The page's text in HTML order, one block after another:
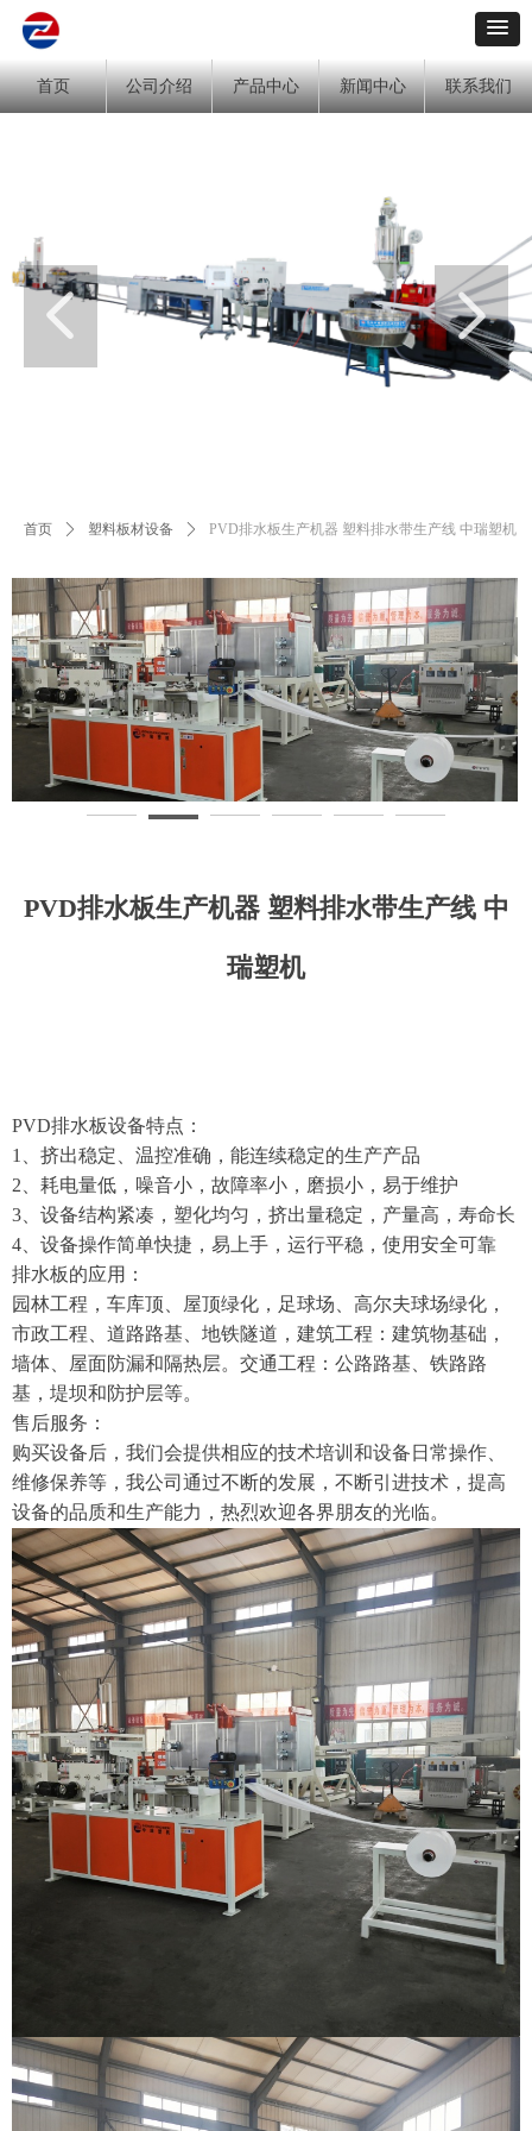
首页 公司介绍 产品中心 新闻中心 联系我们
넳 넲
首页 ꄲ 塑料板材设备 ꄲ PVD排水板生产机器 塑料排水带生产线 中瑞塑机
PVD排水板生产机器 塑料排水带生产线 中
瑞塑机
PVD排水板设备特点：
1、挤出稳定、温控准确，能连续稳定的生产产品
2、耗电量低，噪音小，故障率小，磨损小，易于维护
3、设备结构紧凑，塑化均匀，挤出量稳定，产量高，寿命长
4、设备操作简单快捷，易上手，运行平稳，使用安全可靠
排水板的应用：
园林工程，车库顶、屋顶绿化，足球场、高尔夫球场绿化，
市政工程、道路路基、地铁隧道，建筑工程：建筑物基础，
墙体、屋面防漏和隔热层。交通工程：公路路基、铁路路
基，堤坝和防护层等。
售后服务：
购买设备后，我们会提供相应的技术培训和设备日常操作、
维修保养等，我公司通过不断的发展，不断引进技术，提高
设备的品质和生产能力，热烈欢迎各界朋友的光临。